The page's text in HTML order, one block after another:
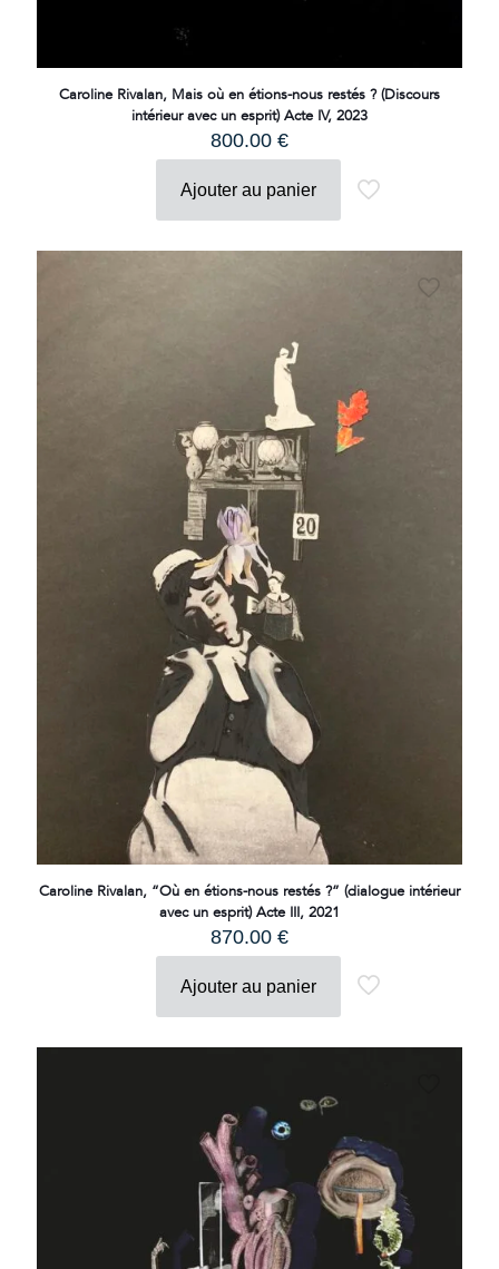
Caroline Rivalan, Mais où en étions-nous restés ? (Discours
intérieur avec un esprit) Acte IV, 2023
800.00 €
Ajouter au panier
Caroline Rivalan, “Où en étions-nous restés ?” (dialogue intérieur
avec un esprit) Acte III, 2021
870.00 €
Ajouter au panier